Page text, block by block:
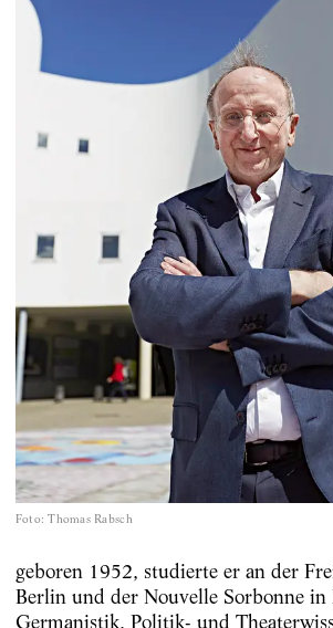
Foto: Thomas Rabsch
geboren 1952, studierte er an der
Berlin und der Nouvelle Sorbonne in
Germanistik, Politik- und